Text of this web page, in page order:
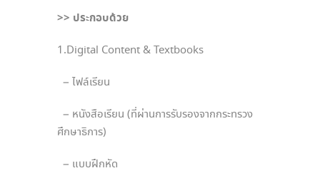
>> ประกอบด้วย
1.Digital Content & Textbooks
– ไฟล์เรียน
– หนังสือเรียน (ที่ผ่านการรับรองจากกระทรวง
ศึกษาธิการ)
– แบบฝึกหัด